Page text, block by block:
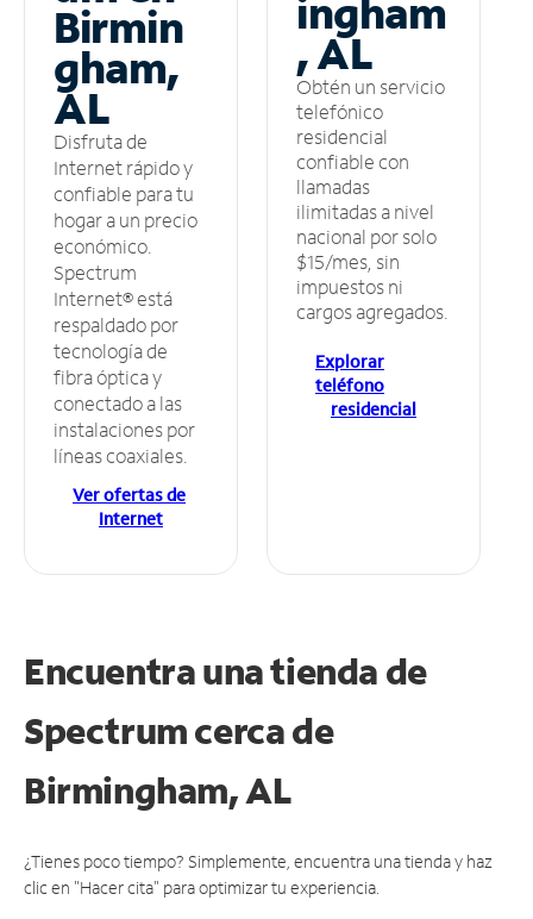
Birmin
gham,
AL
Disfruta de
Internet rápido y
confiable para tu
hogar a un precio
económico.
Spectrum
Internet® está
respaldado por
tecnología de
fibra óptica y
conectado a las
instalaciones por
líneas coaxiales.
Ver ofertas de
Internet
ingham
, AL
Obtén un servicio
telefónico
residencial
confiable con
llamadas
ilimitadas a nivel
nacional por solo
$15/mes, sin
impuestos ni
cargos agregados.
Explorar
teléfono
residencial
Encuentra una tienda de
Spectrumcerca de
Birmingham, AL
¿Tienes poco tiempo? Simplemente, encuentra una tienda y haz
clic en "Hacer cita" para optimizar tu experiencia.